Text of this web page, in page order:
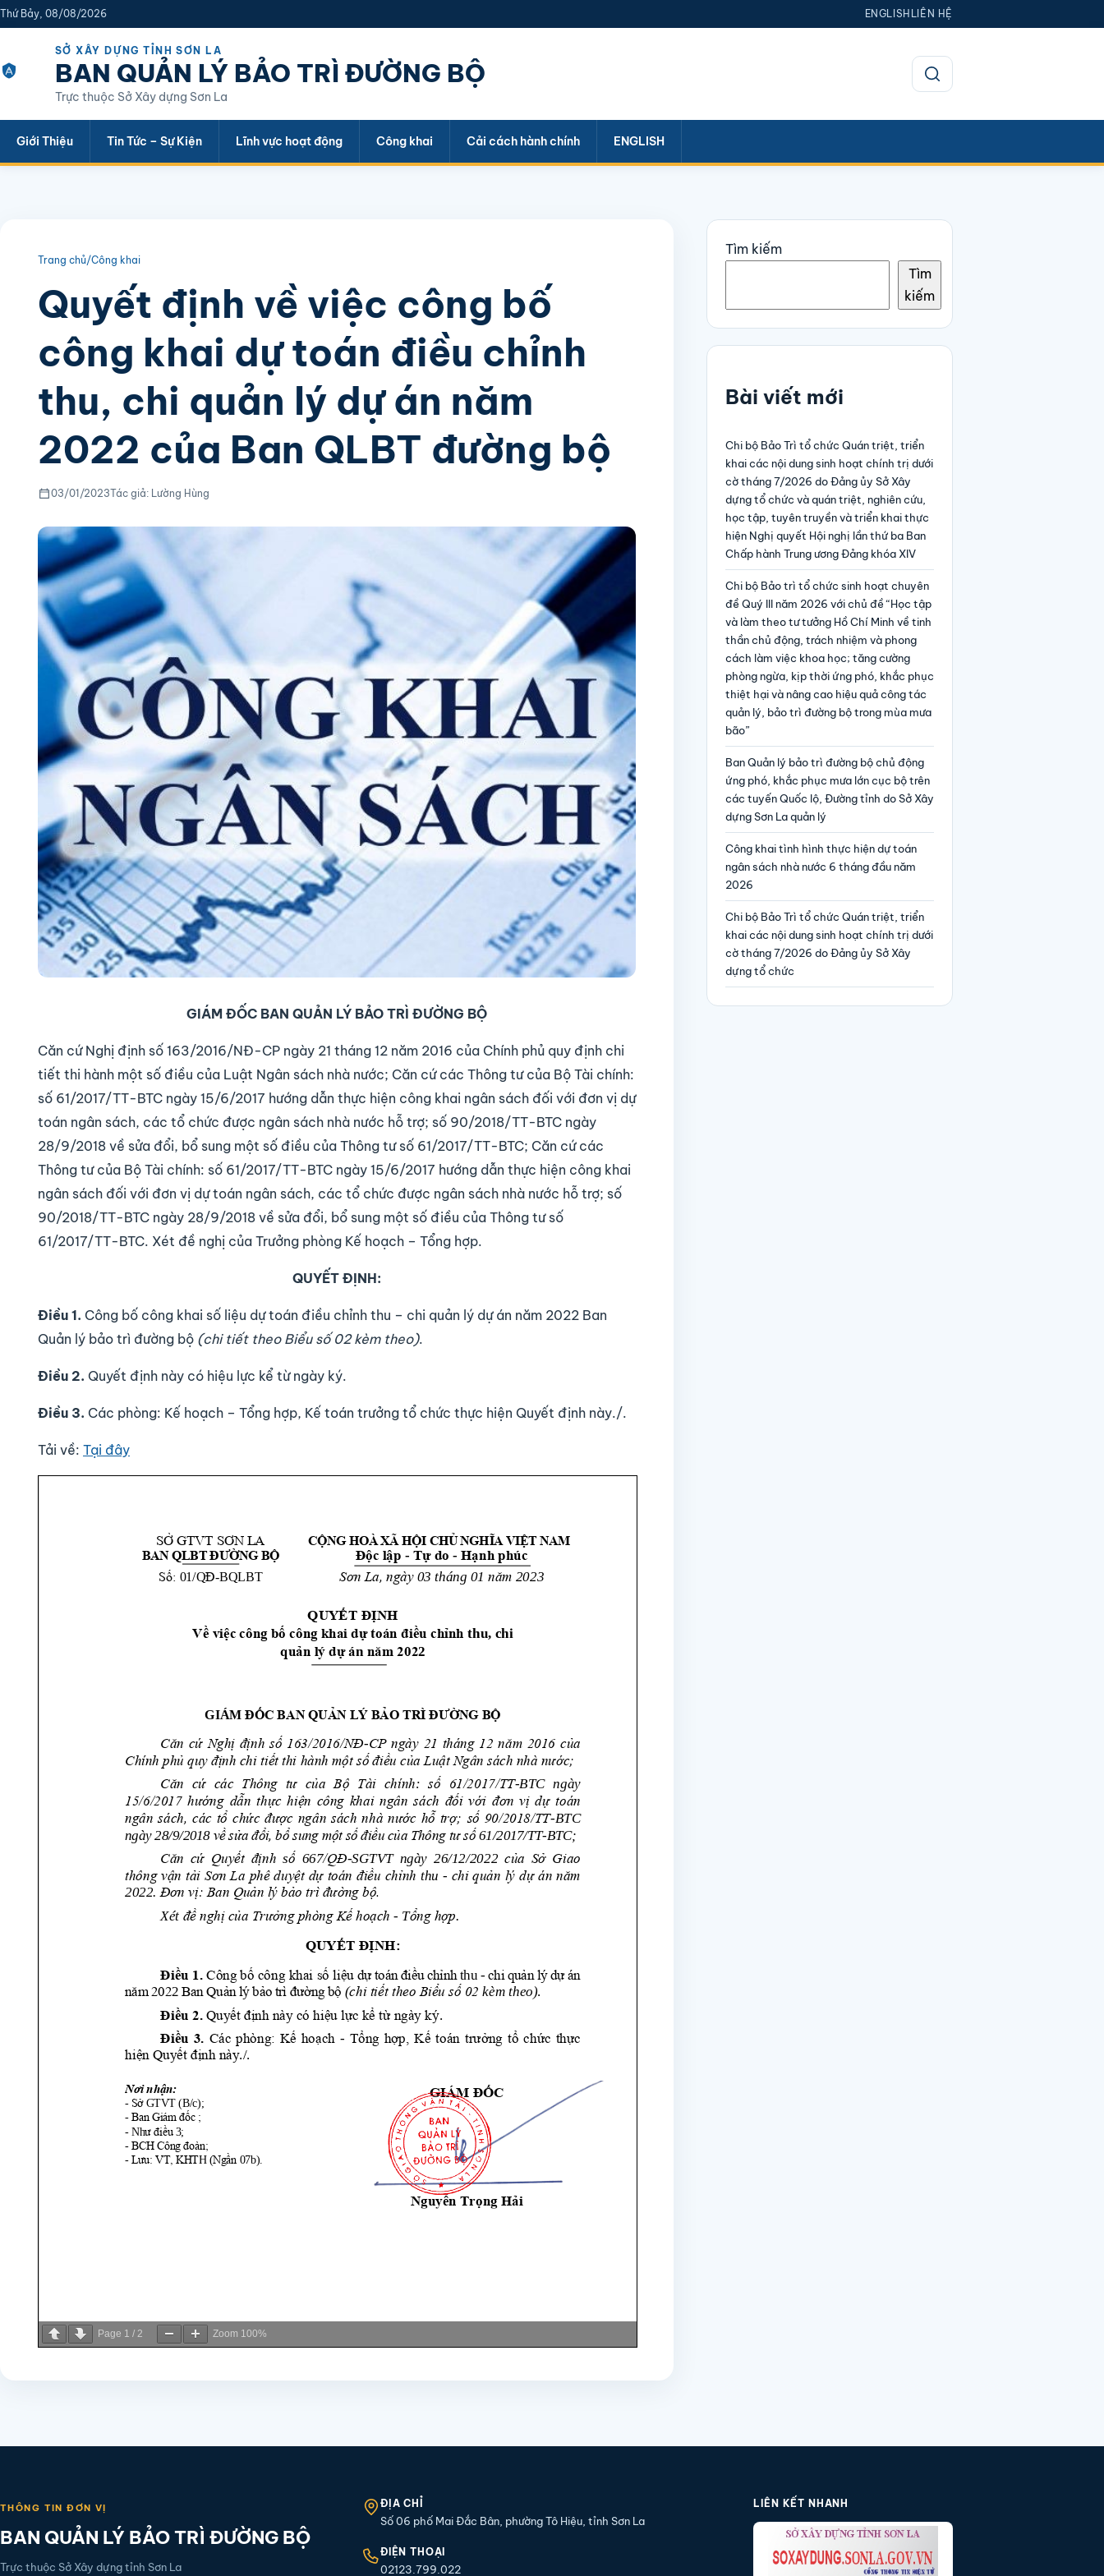
Thứ Bảy, 08/08/2026 ENGLISH LIÊN HỆ
SỞ XÂY DỰNG TỈNH SƠN LA
BAN QUẢN LÝ BẢO TRÌ ĐƯỜNG BỘ
Trực thuộc Sở Xây dựng Sơn La
Mở tìm kiếm
Giới Thiệu Tin Tức – Sự Kiện Lĩnh vực hoạt động Công khai Cải cách hành chính ENGLISH
Trang chủ/Công khai
Quyết định về việc công bố
công khai dự toán điều chỉnh
thu, chi quản lý dự án năm
2022 của Ban QLBT đường bộ
03/01/2023Tác giả: Lường Hùng
GIÁM ĐỐC BAN QUẢN LÝ BẢO TRÌ ĐƯỜNG BỘ
Căn cứ Nghị định số 163/2016/NĐ-CP ngày 21 tháng 12 năm 2016 của Chính phủ quy định chi
tiết thi hành một số điều của Luật Ngân sách nhà nước; Căn cứ các Thông tư của Bộ Tài chính:
số 61/2017/TT-BTC ngày 15/6/2017 hướng dẫn thực hiện công khai ngân sách đối với đơn vị dự
toán ngân sách, các tổ chức được ngân sách nhà nước hỗ trợ; số 90/2018/TT-BTC ngày
28/9/2018 về sửa đổi, bổ sung một số điều của Thông tư số 61/2017/TT-BTC; Căn cứ các
Thông tư của Bộ Tài chính: số 61/2017/TT-BTC ngày 15/6/2017 hướng dẫn thực hiện công khai
ngân sách đối với đơn vị dự toán ngân sách, các tổ chức được ngân sách nhà nước hỗ trợ; số
90/2018/TT-BTC ngày 28/9/2018 về sửa đổi, bổ sung một số điều của Thông tư số
61/2017/TT-BTC. Xét đề nghị của Trưởng phòng Kế hoạch – Tổng hợp.
QUYẾT ĐỊNH:
Điều 1. Công bố công khai số liệu dự toán điều chỉnh thu – chi quản lý dự án năm 2022 Ban
Quản lý bảo trì đường bộ (chi tiết theo Biểu số 02 kèm theo).
Điều 2. Quyết định này có hiệu lực kể từ ngày ký.
Điều 3. Các phòng: Kế hoạch – Tổng hợp, Kế toán trưởng tổ chức thực hiện Quyết định này./.
Tải về: Tại đây
Page 1 / 2 Zoom 100%
Tìm kiếm
Tìm
kiếm
Bài viết mới
Chi bộ Bảo Trì tổ chức Quán triệt, triển
khai các nội dung sinh hoạt chính trị dưới
cờ tháng 7/2026 do Đảng ủy Sở Xây
dựng tổ chức và quán triệt, nghiên cứu,
học tập, tuyên truyền và triển khai thực
hiện Nghị quyết Hội nghị lần thứ ba Ban
Chấp hành Trung ương Đảng khóa XIV
Chi bộ Bảo trì tổ chức sinh hoạt chuyên
đề Quý III năm 2026 với chủ đề “Học tập
và làm theo tư tưởng Hồ Chí Minh về tinh
thần chủ động, trách nhiệm và phong
cách làm việc khoa học; tăng cường
phòng ngừa, kịp thời ứng phó, khắc phục
thiệt hại và nâng cao hiệu quả công tác
quản lý, bảo trì đường bộ trong mùa mưa
bão”
Ban Quản lý bảo trì đường bộ chủ động
ứng phó, khắc phục mưa lớn cục bộ trên
các tuyến Quốc lộ, Đường tỉnh do Sở Xây
dựng Sơn La quản lý
Công khai tình hình thực hiện dự toán
ngân sách nhà nước 6 tháng đầu năm
2026
Chi bộ Bảo Trì tổ chức Quán triệt, triển
khai các nội dung sinh hoạt chính trị dưới
cờ tháng 7/2026 do Đảng ủy Sở Xây
dựng tổ chức
THÔNG TIN ĐƠN VỊ
BAN QUẢN LÝ BẢO TRÌ ĐƯỜNG BỘ
Trực thuộc Sở Xây dựng tỉnh Sơn La
ĐỊA CHỈ
Số 06 phố Mai Đắc Bân, phường Tô Hiệu, tỉnh Sơn La
ĐIỆN THOẠI
02123.799.022
LIÊN KẾT NHANH